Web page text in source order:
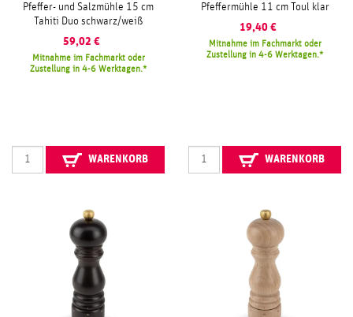
Pfeffer- und Salzmühle 15 cm
Tahiti Duo schwarz/weiß
59,02 €
Mitnahme im Fachmarkt oder
Zustellung in 4-6 Werktagen.
WARENKORB
Pfeffermühle 11 cm Toul klar
19,40 €
Mitnahme im Fachmarkt oder
Zustellung in 4-6 Werktagen.
WARENKORB